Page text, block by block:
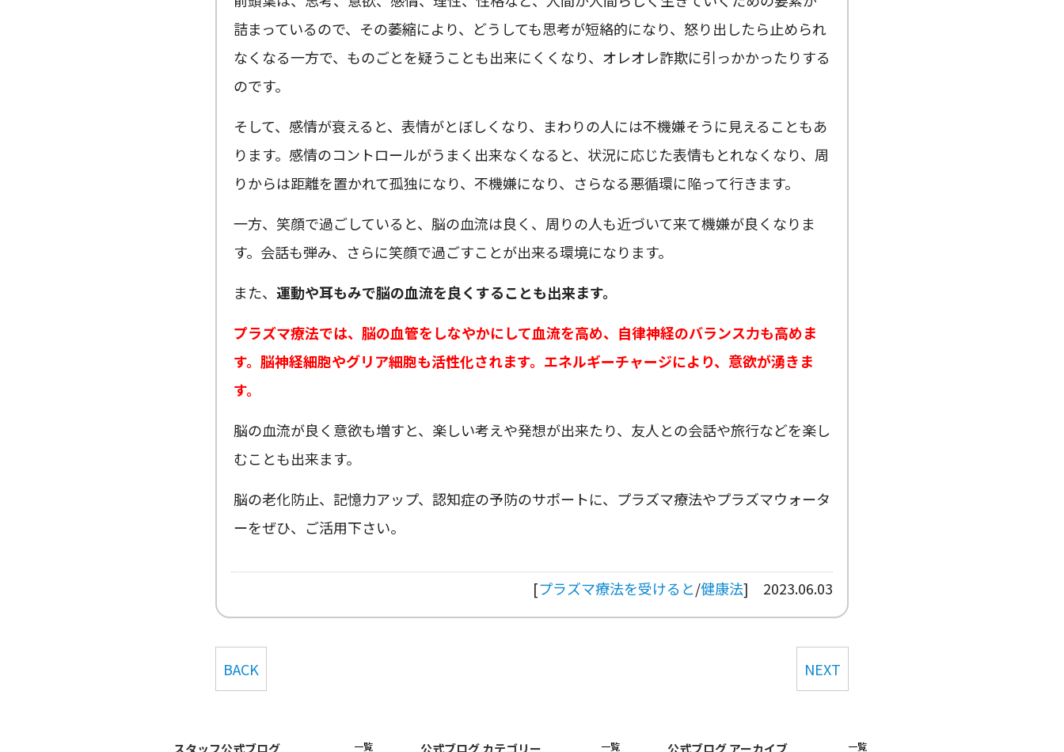
詰まっているので、その萎縮により、どうしても思考が短絡的になり、怒り出したら止められ
なくなる一方で、ものごとを疑うことも出来にくくなり、オレオレ詐欺に引っかかったりする
のです。
そして、感情が衰えると、表情がとぼしくなり、まわりの人には不機嫌そうに見えることもあ
ります。感情のコントロールがうまく出来なくなると、状況に応じた表情もとれなくなり、周
りからは距離を置かれて孤独になり、不機嫌になり、さらなる悪循環に陥って行きます。
一方、笑顔で過ごしていると、脳の血流は良く、周りの人も近づいて来て機嫌が良くなりま
す。会話も弾み、さらに笑顔で過ごすことが出来る環境になります。
また、 運動や耳もみで脳の血流を良くすることも出来ます。
プラズマ療法では、脳の血管をしなやかにして血流を高め、自律神経のバランス力も高めま
す。脳神経細胞やグリア細胞も活性化されます。エネルギーチャージにより、意欲が湧きま
す。
脳の血流が良く意欲も増すと、楽しい考えや発想が出来たり、友人との会話や旅行などを楽し
むことも出来ます。
脳の老化防止、記憶力アップ、認知症の予防のサポートに、プラズマ療法やプラズマウォータ
ーをぜひ、ご活用下さい。
[プラズマ療法を受けると/健康法] 2023.06.03
BACK NEXT
スタッフ公式ブログ 一覧 公式ブログ カテゴリー 一覧 公式ブログ アーカイブ 一覧